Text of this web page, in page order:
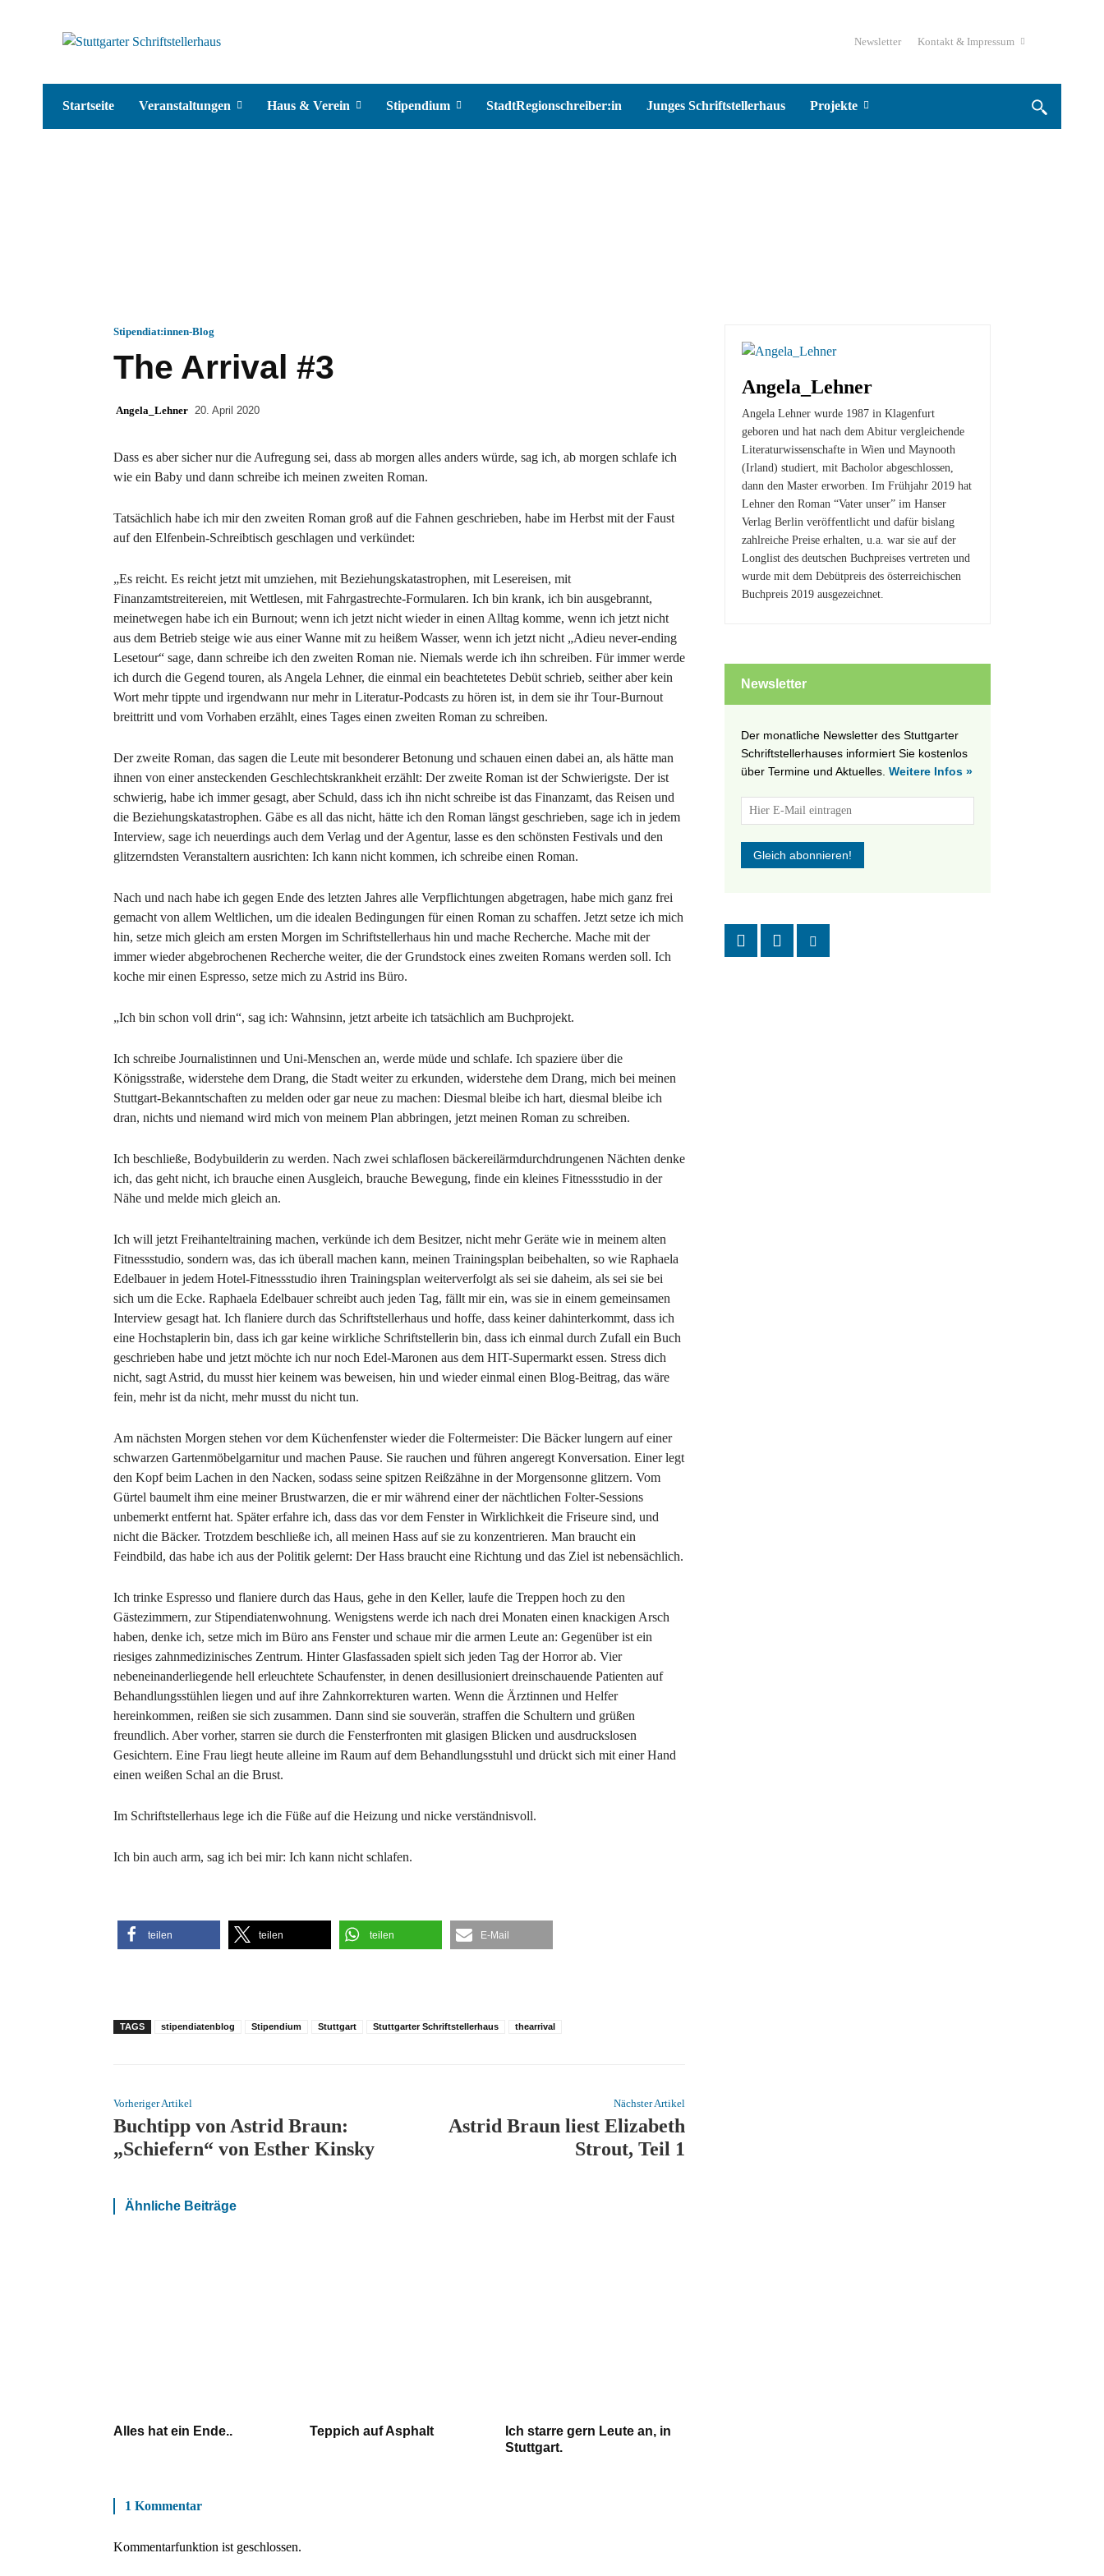
Newsletter Kontakt & Impressum
Startseite Veranstaltungen Haus & Verein Stipendium StadtRegionschreiber:in Junges Schriftstellerhaus Projekte
Stipendiat:innen-Blog
The Arrival #3
Angela_Lehner 20. April 2020
Dass es aber sicher nur die Aufregung sei, dass ab morgen alles anders würde, sag ich, ab morgen schlafe ich
wie ein Baby und dann schreibe ich meinen zweiten Roman.
Tatsächlich habe ich mir den zweiten Roman groß auf die Fahnen geschrieben, habe im Herbst mit der Faust
auf den Elfenbein-Schreibtisch geschlagen und verkündet:
„Es reicht. Es reicht jetzt mit umziehen, mit Beziehungskatastrophen, mit Lesereisen, mit
Finanzamtstreitereien, mit Wettlesen, mit Fahrgastrechte-Formularen. Ich bin krank, ich bin ausgebrannt,
meinetwegen habe ich ein Burnout; wenn ich jetzt nicht wieder in einen Alltag komme, wenn ich jetzt nicht
aus dem Betrieb steige wie aus einer Wanne mit zu heißem Wasser, wenn ich jetzt nicht „Adieu never-ending
Lesetour“ sage, dann schreibe ich den zweiten Roman nie. Niemals werde ich ihn schreiben. Für immer werde
ich durch die Gegend touren, als Angela Lehner, die einmal ein beachtetetes Debüt schrieb, seither aber kein
Wort mehr tippte und irgendwann nur mehr in Literatur-Podcasts zu hören ist, in dem sie ihr Tour-Burnout
breittritt und vom Vorhaben erzählt, eines Tages einen zweiten Roman zu schreiben.
Der zweite Roman, das sagen die Leute mit besonderer Betonung und schauen einen dabei an, als hätte man
ihnen von einer ansteckenden Geschlechtskrankheit erzählt: Der zweite Roman ist der Schwierigste. Der ist
schwierig, habe ich immer gesagt, aber Schuld, dass ich ihn nicht schreibe ist das Finanzamt, das Reisen und
die Beziehungskatastrophen. Gäbe es all das nicht, hätte ich den Roman längst geschrieben, sage ich in jedem
Interview, sage ich neuerdings auch dem Verlag und der Agentur, lasse es den schönsten Festivals und den
glitzerndsten Veranstaltern ausrichten: Ich kann nicht kommen, ich schreibe einen Roman.
Nach und nach habe ich gegen Ende des letzten Jahres alle Verpflichtungen abgetragen, habe mich ganz frei
gemacht von allem Weltlichen, um die idealen Bedingungen für einen Roman zu schaffen. Jetzt setze ich mich
hin, setze mich gleich am ersten Morgen im Schriftstellerhaus hin und mache Recherche. Mache mit der
immer wieder abgebrochenen Recherche weiter, die der Grundstock eines zweiten Romans werden soll. Ich
koche mir einen Espresso, setze mich zu Astrid ins Büro.
„Ich bin schon voll drin“, sag ich: Wahnsinn, jetzt arbeite ich tatsächlich am Buchprojekt.
Ich schreibe Journalistinnen und Uni-Menschen an, werde müde und schlafe. Ich spaziere über die
Königsstraße, widerstehe dem Drang, die Stadt weiter zu erkunden, widerstehe dem Drang, mich bei meinen
Stuttgart-Bekanntschaften zu melden oder gar neue zu machen: Diesmal bleibe ich hart, diesmal bleibe ich
dran, nichts und niemand wird mich von meinem Plan abbringen, jetzt meinen Roman zu schreiben.
Ich beschließe, Bodybuilderin zu werden. Nach zwei schlaflosen bäckereilärmdurchdrungenen Nächten denke
ich, das geht nicht, ich brauche einen Ausgleich, brauche Bewegung, finde ein kleines Fitnessstudio in der
Nähe und melde mich gleich an.
Ich will jetzt Freihanteltraining machen, verkünde ich dem Besitzer, nicht mehr Geräte wie in meinem alten
Fitnessstudio, sondern was, das ich überall machen kann, meinen Trainingsplan beibehalten, so wie Raphaela
Edelbauer in jedem Hotel-Fitnessstudio ihren Trainingsplan weiterverfolgt als sei sie daheim, als sei sie bei
sich um die Ecke. Raphaela Edelbauer schreibt auch jeden Tag, fällt mir ein, was sie in einem gemeinsamen
Interview gesagt hat. Ich flaniere durch das Schriftstellerhaus und hoffe, dass keiner dahinterkommt, dass ich
eine Hochstaplerin bin, dass ich gar keine wirkliche Schriftstellerin bin, dass ich einmal durch Zufall ein Buch
geschrieben habe und jetzt möchte ich nur noch Edel-Maronen aus dem HIT-Supermarkt essen. Stress dich
nicht, sagt Astrid, du musst hier keinem was beweisen, hin und wieder einmal einen Blog-Beitrag, das wäre
fein, mehr ist da nicht, mehr musst du nicht tun.
Am nächsten Morgen stehen vor dem Küchenfenster wieder die Foltermeister: Die Bäcker lungern auf einer
schwarzen Gartenmöbelgarnitur und machen Pause. Sie rauchen und führen angeregt Konversation. Einer legt
den Kopf beim Lachen in den Nacken, sodass seine spitzen Reißzähne in der Morgensonne glitzern. Vom
Gürtel baumelt ihm eine meiner Brustwarzen, die er mir während einer der nächtlichen Folter-Sessions
unbemerkt entfernt hat. Später erfahre ich, dass das vor dem Fenster in Wirklichkeit die Friseure sind, und
nicht die Bäcker. Trotzdem beschließe ich, all meinen Hass auf sie zu konzentrieren. Man braucht ein
Feindbild, das habe ich aus der Politik gelernt: Der Hass braucht eine Richtung und das Ziel ist nebensächlich.
Ich trinke Espresso und flaniere durch das Haus, gehe in den Keller, laufe die Treppen hoch zu den
Gästezimmern, zur Stipendiatenwohnung. Wenigstens werde ich nach drei Monaten einen knackigen Arsch
haben, denke ich, setze mich im Büro ans Fenster und schaue mir die armen Leute an: Gegenüber ist ein
riesiges zahnmedizinisches Zentrum. Hinter Glasfassaden spielt sich jeden Tag der Horror ab. Vier
nebeneinanderliegende hell erleuchtete Schaufenster, in denen desillusioniert dreinschauende Patienten auf
Behandlungsstühlen liegen und auf ihre Zahnkorrekturen warten. Wenn die Ärztinnen und Helfer
hereinkommen, reißen sie sich zusammen. Dann sind sie souverän, straffen die Schultern und grüßen
freundlich. Aber vorher, starren sie durch die Fensterfronten mit glasigen Blicken und ausdruckslosen
Gesichtern. Eine Frau liegt heute alleine im Raum auf dem Behandlungsstuhl und drückt sich mit einer Hand
einen weißen Schal an die Brust.
Im Schriftstellerhaus lege ich die Füße auf die Heizung und nicke verständnisvoll.
Ich bin auch arm, sag ich bei mir: Ich kann nicht schlafen.
teilen teilen teilen E-Mail
TAGS stipendiatenblog Stipendium Stuttgart Stuttgarter Schriftstellerhaus thearrival
Vorheriger Artikel
Buchtipp von Astrid Braun:
„Schiefern“ von Esther Kinsky
Nächster Artikel
Astrid Braun liest Elizabeth
Strout, Teil 1
Ähnliche Beiträge
Alles hat ein Ende.. Teppich auf Asphalt
Ich starre gern Leute an, in
Stuttgart.
1 Kommentar
Kommentarfunktion ist geschlossen.
Angela_Lehner
Angela Lehner wurde 1987 in Klagenfurt
geboren und hat nach dem Abitur vergleichende
Literaturwissenschafte in Wien und Maynooth
(Irland) studiert, mit Bacholor abgeschlossen,
dann den Master erworben. Im Frühjahr 2019 hat
Lehner den Roman “Vater unser” im Hanser
Verlag Berlin veröffentlicht und dafür bislang
zahlreiche Preise erhalten, u.a. war sie auf der
Longlist des deutschen Buchpreises vertreten und
wurde mit dem Debütpreis des österreichischen
Buchpreis 2019 ausgezeichnet.
Newsletter
Der monatliche Newsletter des Stuttgarter
Schriftstellerhauses informiert Sie kostenlos
über Termine und Aktuelles. Weitere Infos »